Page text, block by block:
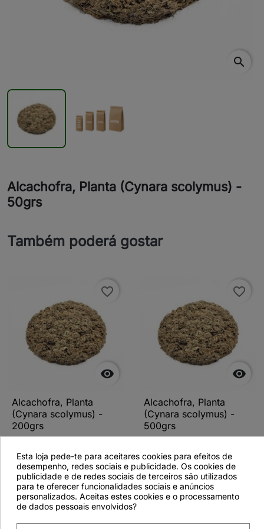
search
Alcachofra, Planta (Cynara scolymus) -
50grs
Também poderá gostar

favorite_border
Alcachofra, Planta
(Cynara scolymus) -
200grs
Ver detalhes

favorite_border
Alcachofra, Planta
(Cynara scolymus) -
500grs
Ver detalhes
Esta loja pede-te para aceitares cookies para efeitos de
desempenho, redes sociais e publicidade. Os cookies de
publicidade e de redes sociais de terceiros são utilizados
para te oferecer funcionalidades sociais e anúncios
personalizados. Aceitas estes cookies e o processamento
de dados pessoais envolvidos?